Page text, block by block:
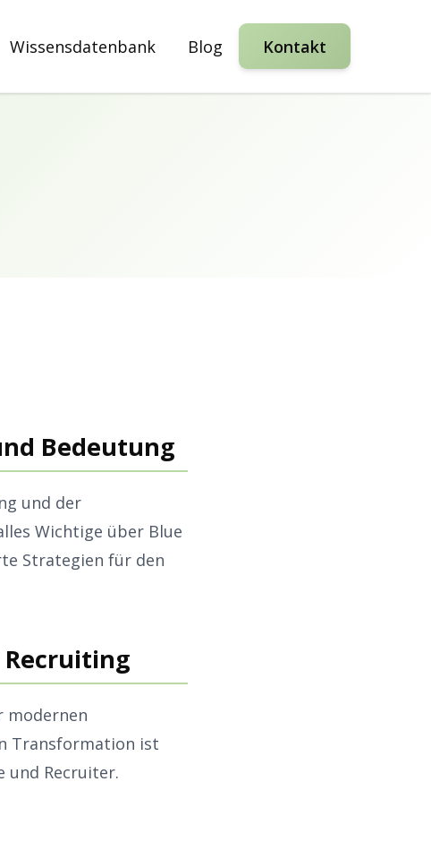
Wissensdatenbank Blog Kontakt
Bedeutung
und der
Wichtige über Blue
Strategien für den
modernen
Transformation ist
und Recruiter.